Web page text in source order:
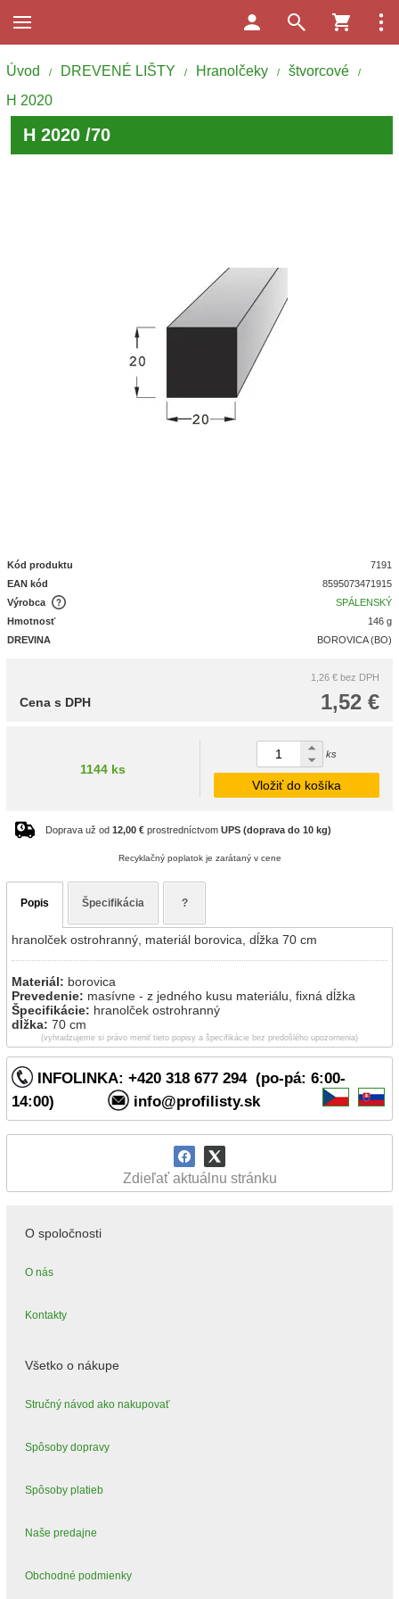
INFOLINKA: +420 318 677 294 (po-pá: 6:00-
14:00)
info@profilisty.sk
Zdieľať aktuálnu stránku
Úvod / DREVENÉ LIŠTY / Hranolčeky / štvorcové /
H 2020
H 2020 /70
Kód produktu
7191
EAN kód
8595073471915
Výrobca
SPÁLENSKÝ
Hmotnosť
146 g
DREVINA
BOROVICA (BO)
1,26 € bez DPH
1,52 €
Cena s DPH
1144 ks
ks
Vložiť do košíka
Doprava už od 12,00 € prostredníctvom UPS (doprava do 10 kg)
Recyklačný poplatok je zarátaný v cene
Popis Špecifikácia ?
hranolček ostrohranný, materiál borovica, dĺžka 70 cm
Materiál: borovica
Prevedenie: masívne - z jedného kusu materiálu, fixná dĺžka
Špecifikácie: hranolček ostrohranný
dĺžka: 70 cm
(vyhradzujeme si právo meniť tieto popisy a špecifikácie bez predošlého upozornenia)
O spoločnosti
O nás
Kontakty
Všetko o nákupe
Stručný návod ako nakupovať
Spôsoby dopravy
Spôsoby platieb
Naše predajne
Obchodné podmienky